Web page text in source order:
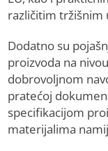
različitim tržišnim
Dodatno su
proizvoda na
dobrovoljnom
pratećoj
specifikacijom
materijalima